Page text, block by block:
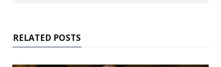
RELATED POSTS